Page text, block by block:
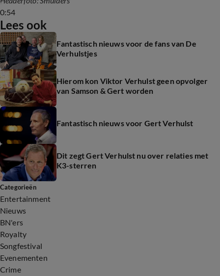
0:54
Lees ook
Fantastisch nieuws voor de fans van De
Verhulstjes
Hierom kon Viktor Verhulst geen opvolger
van Samson & Gert worden
Fantastisch nieuws voor Gert Verhulst
Dit zegt Gert Verhulst nu over relaties met
K3-sterren
Categorieën
Entertainment
Nieuws
BN'ers
Royalty
Songfestival
Evenementen
Crime